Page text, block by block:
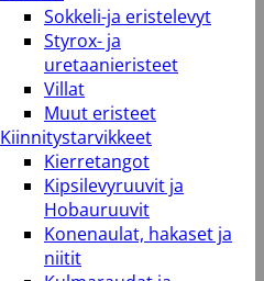
Sokkeli-ja eristelevyt
Styrox- ja
uretaanieristeet
Villat
Muut eristeet
Kiinnitystarvikkeet
Kierretangot
Kipsilevyruuvit ja
Hobauruuvit
Konenaulat, hakaset ja
niitit